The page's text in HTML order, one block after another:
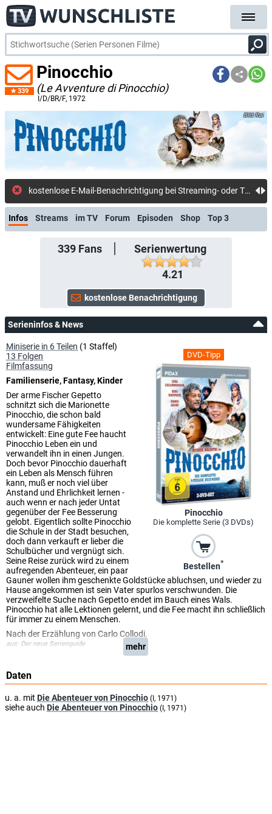
339
Pinocchio
(Le Avventure di Pinocchio)
I/D/BR/F, 1972
Rai
kostenlose E-Mail-Benachrichtigung bei Streaming- oder TV-Start
Infos Streams im TV Forum Episoden Shop Top 3
339Fans
Serienwertung
4.21
Serieninfos & News
DVD-Tipp
Pinocchio
Die komplette Serie (3 DVDs)
Bestellen*
Miniserie in 6 Teilen (1 Staffel)
13 Folgen
Filmfassung
Familienserie, Fantasy, Kinder
Der arme Fischer Gepetto
schnitzt sich die Marionette
Pinocchio, die schon bald
wundersame Fähigkeiten
entwickelt: Eine gute Fee haucht
Pinocchio Leben ein und
verwandelt ihn in einen Jungen.
Doch bevor Pinocchio dauerhaft
ein Leben als Mensch führen
kann, muß er noch viel über
Anstand und Ehrlichkeit lernen -
auch wenn er nach jeder Untat
gegenüber der Fee Besserung
gelobt. Eigentlich sollte Pinocchio
die Schule in der Stadt besuchen,
doch dann verkauft er lieber die
Schulbücher und vergnügt sich.
Seine Reise zurück wird zu einem
aufregenden Abenteuer, ein paar
Gauner wollen ihm geschenkte Goldstücke abluchsen, und wieder zu
Hause angekommen ist sein Vater spurlos verschwunden. Die
verzweifelte Suche nach Gepetto endet im Bauch eines Wals.
Pinocchio hat alle Lektionen gelernt, und die Fee macht ihn schließlich
für immer zu einem Menschen.
Nach der Erzählung von Carlo Collodi.
aus: Der neue Serienguide mehr
Daten
u. a. mit Die Abenteuer von Pinocchio (I, 1971)
siehe auch Die Abenteuer von Pinocchio (I, 1971)